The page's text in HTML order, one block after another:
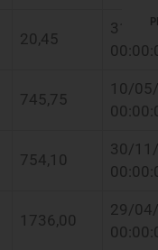
20,45
31/05/
745,75
10/
754,10
30/
1736,00
29/